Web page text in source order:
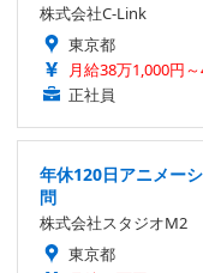
株式会社C-Link
東京都
月給38万1,000円
正社員
年休120日アニメー
問
株式会社スタジオM2
東京都